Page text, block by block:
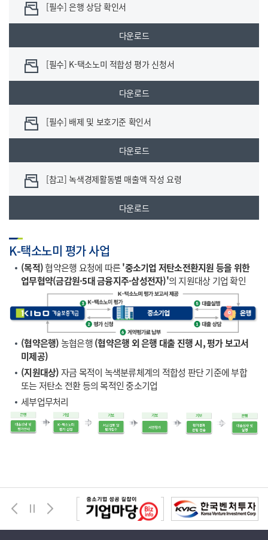
[필수] 은행 상담 확인서
다운로드
[필수] K-택소노미 적합성 평가 신청서
다운로드
[필수] 배제 및 보호기준 확인서
다운로드
[참고] 녹색경제활동별 매출액 작성 요령
다운로드
K-택소노미 평가 사업
(목적)협약은행 요청에 따른'중소기업 저탄소전환지원 등을 위한
업무협약(금감원·5대 금융지주·삼성전자)'의 지원대상 기업 확인
(협약은행)농협은행(협약은행 외 은행 대출 진행 시, 평가 보고서
미제공)
(지원대상)자금 목적이 녹색분류체계의 적합성 판단 기준에 부합
또는 저탄소 전환 등의 목적인 중소기업
세부업무처리